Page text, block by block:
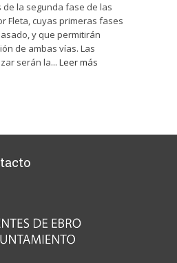
de la segunda fase de las
Fleta, cuyas primeras fases
y que permitirán
de ambas vías. Las
serán la... Leer más